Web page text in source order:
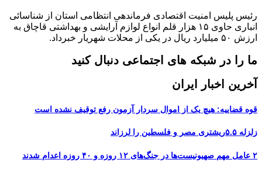
رئیس پلیس امنیت اقتصادی فرماندهی انتظامی استان از شناسائی
انباری حاوی ۱۵ هزار قلم انواع لوازم آرایشی و بهداشتی قاچاق به
ارزش ۵۰ میلیارد ریال در یکی از محلات شهریار خبرداد.
ما را در شبکه های اجتماعی دنبال کنید
آخرین اخبار ایران
قوه قضاییه: هیچ یک از اموال سردار آزمون رفع توقیف نشده است
زلزله ۵.۵ریشتری مصر و فلسطین را لرزاند
۲ عامل مهم صهیونیست‌ها در جنگ‌های ۱۲ روزه و ۴۰ روزه اعدام شدند